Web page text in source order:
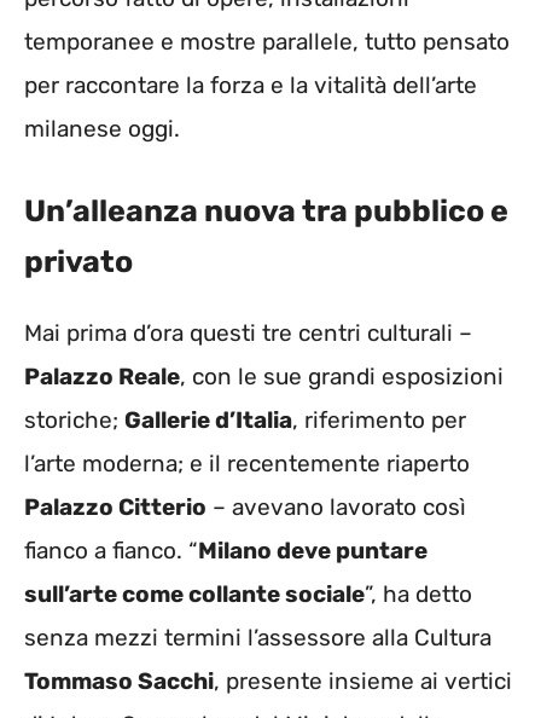
temporanee e mostre parallele, tutto pensato
per raccontare la forza e la vitalità dell’arte
milanese oggi.
Un’alleanza nuova tra pubblico e
privato
Mai prima d’ora questi tre centri culturali –
Palazzo Reale, con le sue grandi esposizioni
storiche; Gallerie d’Italia, riferimento per
l’arte moderna; e il recentemente riaperto
Palazzo Citterio – avevano lavorato così
fianco a fianco. “Milano deve puntare
sull’arte come collante sociale”, ha detto
senza mezzi termini l’assessore alla Cultura
Tommaso Sacchi, presente insieme ai vertici